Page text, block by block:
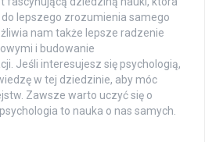
lepszego zrozumienia samego
nam także lepsze radzenie
i budowanie
Jeśli interesujesz się psychologią,
w tej dziedzinie, aby móc
Zawsze warto uczyć się o
to nauka o nas samych.